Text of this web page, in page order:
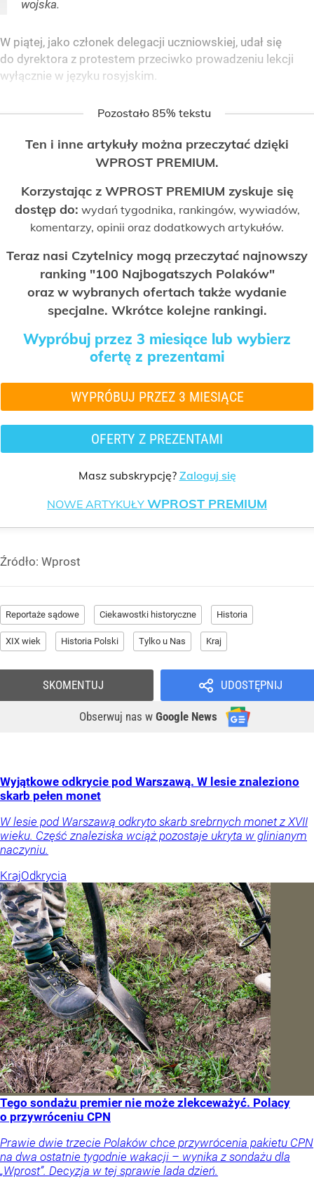
wojska.
W piątej, jako członek delegacji uczniowskiej, udał się
do dyrektora z protestem przeciwko prowadzeniu lekcji
wyłącznie w języku rosyjskim.
Pozostało 85% tekstu
Ten i inne artykuły można przeczytać dzięki
WPROST PREMIUM.
Korzystając z WPROST PREMIUM zyskuje się
dostęp do: wydań tygodnika, rankingów, wywiadów,
komentarzy, opinii oraz dodatkowych artykułów.
Teraz nasi Czytelnicy mogą przeczytać najnowszy
ranking "100 Najbogatszych Polaków"
oraz w wybranych ofertach także wydanie
specjalne. Wkrótce kolejne rankingi.
Wypróbuj przez 3 miesiące lub wybierz
ofertę z prezentami
WYPRÓBUJ PRZEZ 3 MIESIĄCE
OFERTY Z PREZENTAMI
Masz subskrypcję? Zaloguj się
NOWE ARTYKUŁY WPROST PREMIUM
Źródło: Wprost
Reportaże sądowe Ciekawostki historyczne Historia
XIX wiek Historia Polski Tylko u Nas Kraj
UDOSTĘPNIJ
Obserwuj nas w Google News
SKOMENTUJ
Wyjątkowe odkrycie pod Warszawą. W lesie znaleziono
skarb pełen monet
W lesie pod Warszawą odkryto skarb srebrnych monet z XVII
wieku. Część znaleziska wciąż pozostaje ukryta w glinianym
naczyniu.
KrajOdkrycia
Tego sondażu premier nie może zlekceważyć. Polacy
o przywróceniu CPN
Prawie dwie trzecie Polaków chce przywrócenia pakietu CPN
na dwa ostatnie tygodnie wakacji – wynika z sondażu dla
„Wprost”. Decyzja w tej sprawie lada dzień.